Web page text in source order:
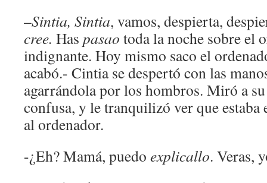
–Sintia, Sintia, vamos, despierta,
cree. Has pasao toda la noche sobre el
indignante. Hoy mismo saco el
acabó.- Cintia se despertó con las
agarrándola por los hombros. Miró a
confusa, y le tranquilizó ver que estaba
al ordenador.
-¿Eh? Mamá, puedo explicallo. Veras,